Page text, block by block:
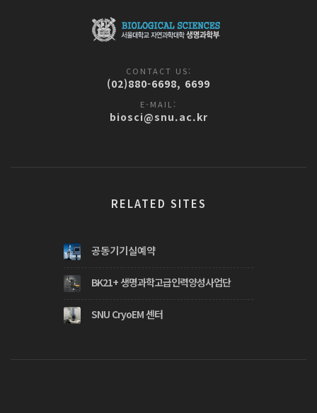
CONTACT US:
(02)880-6698, 6699
E-MAIL:
biosci@snu.ac.kr
RELATED SITES
공동기기실예약
BK21+ 생명과학고급인력양성사업단
SNU CryoEM 센터